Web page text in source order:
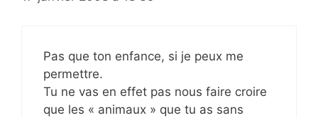
Pas que ton enfance, si je peux me
permettre.
Tu ne vas en effet pas nous faire croire
que les « animaux » que tu as sans